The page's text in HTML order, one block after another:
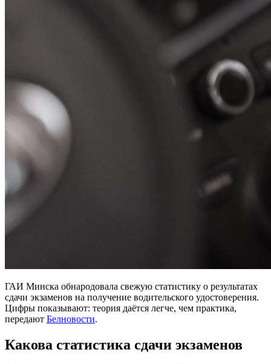
ГАИ Минска обнародовала свежую статистику о результатах
сдачи экзаменов на получение водительского удостоверения.
Цифры показывают: теория даётся легче, чем практика,
передают Белновости.
Какова статистика сдачи экзаменов